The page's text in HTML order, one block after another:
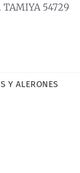
TAMIYA 54729
Y ALERONES